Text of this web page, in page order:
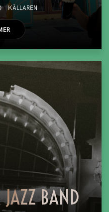
KÄLLAREN
JAZZ BAND